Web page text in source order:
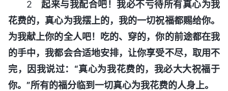
2 起来与我配合吧！我必不亏待所有真心为我
花费的，真心为我摆上的，我的一切祝福都赐给你。
为我献上你的全人吧！吃的、穿的，你的前途都在我
的手中，我都会合适地安排，让你享受不尽，取用不
完，因我说过：“真心为我花费的，我必大大祝福于
你。”所有的福分临到一切真心为我花费的人身上。